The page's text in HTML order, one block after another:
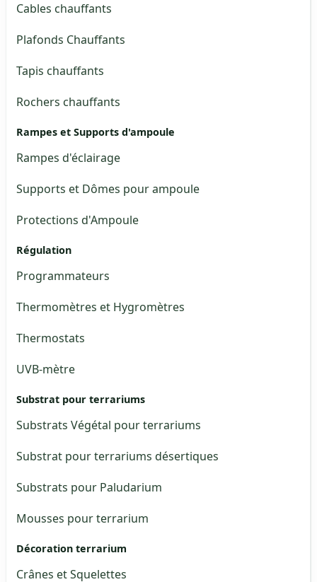
Cables chauffants
Plafonds Chauffants
Tapis chauffants
Rochers chauffants
Rampes et Supports d'ampoule
Rampes d'éclairage
Supports et Dômes pour ampoule
Protections d'Ampoule
Régulation
Programmateurs
Thermomètres et Hygromètres
Thermostats
UVB-mètre
Substrat pour terrariums
Substrats Végétal pour terrariums
Substrat pour terrariums désertiques
Substrats pour Paludarium
Mousses pour terrarium
Décoration terrarium
Crânes et Squelettes